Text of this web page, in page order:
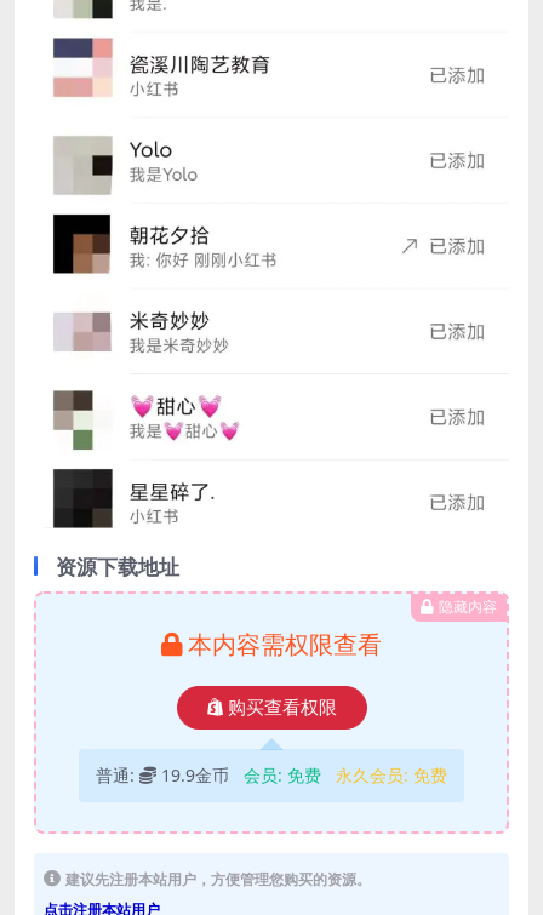
资源下载地址
隐藏内容
本内容需权限查看
购买查看权限
普通: 19.9金币 会员: 免费 永久会员: 免费
建议先注册本站用户，方便管理您购买的资源。
点击注册本站用户